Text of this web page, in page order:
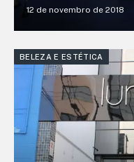
12 de novembro de 2018
BELEZA E ESTÉTICA